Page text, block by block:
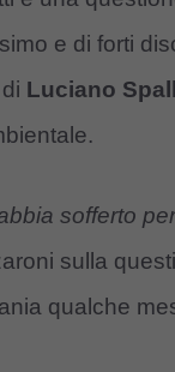
e di forti
Luciano
sofferto
sulla
qualche